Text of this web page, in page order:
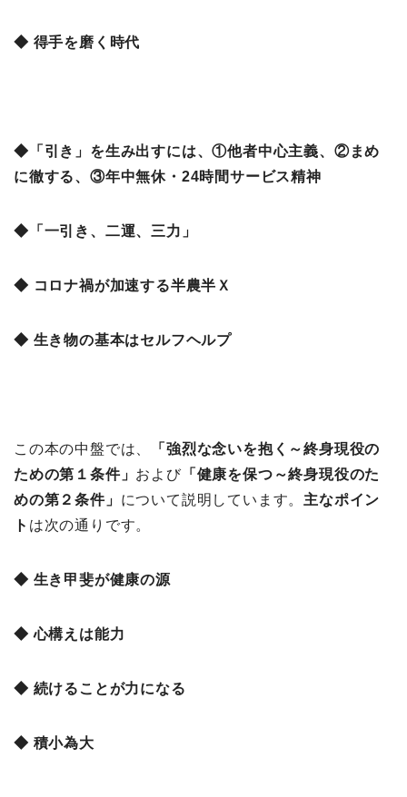
◆ 得手を磨く時代
◆「引き」を生み出すには、①他者中心主義、②まめ
に徹する、③年中無休・24時間サービス精神
◆「一引き、二運、三力」
◆ コロナ禍が加速する半農半Ｘ
◆ 生き物の基本はセルフヘルプ
この本の中盤では、 「強烈な念いを抱く～終身現役の
ための第１条件」 および「 健康を保つ～終身現役のた
めの第２条件」 について説明しています。 主なポイン
ト は次の通りです。
◆ 生き甲斐が健康の源
◆ 心構えは能力
◆ 続けることが力になる
◆ 積小為大